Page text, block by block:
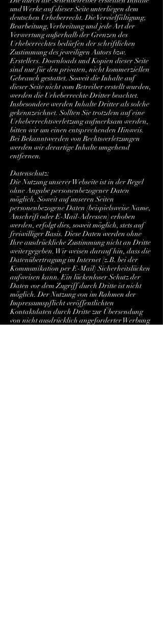
und Werke auf dieser Seite unterliegen dem
deutschen Urheberrecht. Die Vervielfältigung,
Bearbeitung, Verbreitung und jede Art der
Verwertung außerhalb der Grenzen des
Urheberrechtes bedürfen der schriftlichen
Zustimmung des jeweiligen Autors bzw.
Erstellers. Downloads und Kopien dieser Seite
sind nur für den privaten, nicht kommerziellen
Gebrauch gestattet. Soweit die Inhalte auf
dieser Seite nicht vom Betreiber erstellt wurden,
werden die Urheberrechte Dritter beachtet.
Insbesondere werden Inhalte Dritter als solche
gekennzeichnet. Sollten Sie trotzdem auf eine
Urheberrechtsverletzung aufmerksam werden,
bitten wir um einen entsprechenden Hinweis.
Bei Bekanntwerden von Rechtsverletzungen
werden wir derartige Inhalte umgehend
entfernen.
Datenschutz:
Die Nutzung unserer Webseite ist in der Regel
ohne Angabe personenbezogener Daten
möglich. Soweit auf unseren Seiten
personenbezogene Daten (beispielsweise Name,
Anschrift oder E-Mail-Adressen) erhoben
werden, erfolgt dies, soweit möglich, stets auf
freiwilliger Basis. Diese Daten werden ohne
Ihre ausdrückliche Zustimmung nicht an Dritte
weitergegeben. Wir weisen darauf hin, dass die
Datenübertragung im Internet (z.B. bei der
Kommunikation per E-Mail) Sicherheitslücken
aufweisen kann. Ein lückenloser Schutz der
Daten vor dem Zugriff durch Dritte ist nicht
möglich. Der Nutzung von im Rahmen der
Impressumspflicht veröffentlichten
Kontaktdaten durch Dritte zur Übersendung
von nicht ausdrücklich angeforderter Werbung